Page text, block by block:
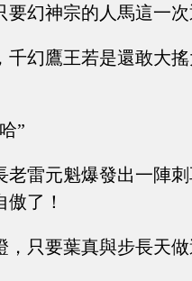
要幻神宗的人馬這一
千幻鷹王若是還敢大
”
老雷元魁爆發出一陣
了！
，只要葉真與步長天